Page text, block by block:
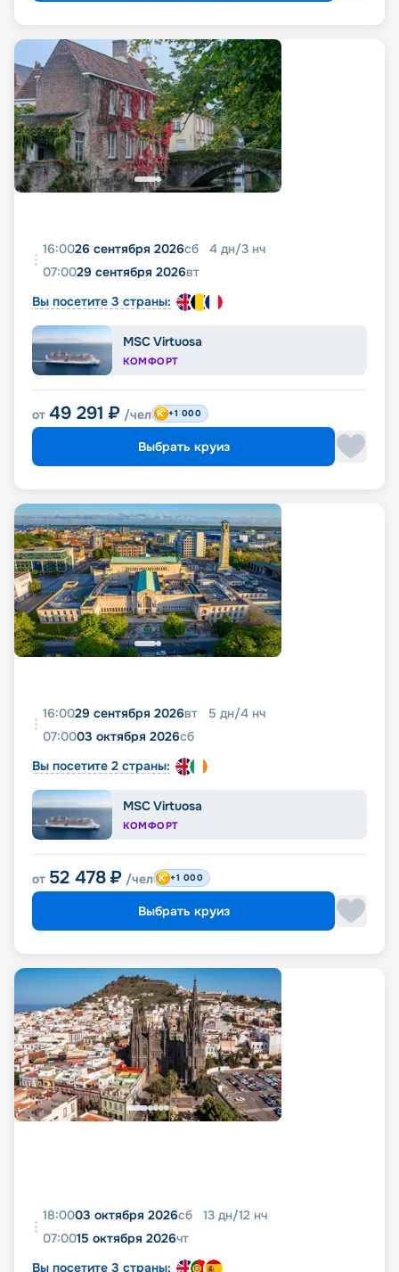
16:0026 сентября 2026сб 4 дн/3 нч
07:0029 сентября 2026вт
Вы посетите 3 страны:
MSC Virtuosa
КОМФОРТ
от 49 291 ₽ /чел +1 000
Выбрать круиз
16:0029 сентября 2026вт 5 дн/4 нч
07:0003 октября 2026сб
Вы посетите 2 страны:
MSC Virtuosa
КОМФОРТ
от 52 478 ₽ /чел +1 000
Выбрать круиз
18:0003 октября 2026сб 13 дн/12 нч
07:0015 октября 2026чт
Вы посетите 3 страны: